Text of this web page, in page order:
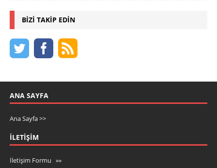
BIZI TAKIP EDIN
ANA SAYFA
Ana Sayfa >>
İLETIŞIM
İletişim Formu »»